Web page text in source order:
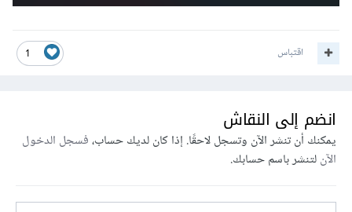
1 اقتباس
انضم إلى النقاش
يمكنك أن تنشر الآن وتسجل لاحقًا. إذا كان لديك حساب،فسجل الدخول
الآنلتنشر باسم حسابك.